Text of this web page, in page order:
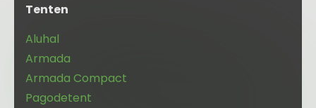
Tenten
Aluhal
Armada
Armada Compact
Pagodetent